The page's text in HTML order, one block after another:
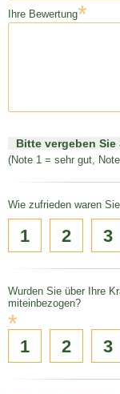
Ihre Bewertung*
Bitte vergeben
(Note 1 = sehr gut,
Wie zufrieden waren
1 2 3
Wurden Sie über Ihre
miteinbezogen?
*
1 2 3